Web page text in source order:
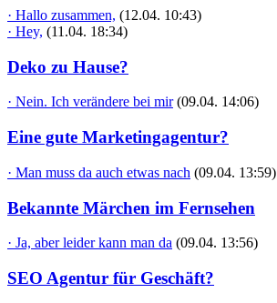
· Hallo zusammen, (12.04. 10:43)
· Hey, (11.04. 18:34)
Deko zu Hause?
· Nein. Ich verändere bei mir (09.04. 14:06)
Eine gute Marketingagentur?
· Man muss da auch etwas nach (09.04. 13:59)
Bekannte Märchen im Fernsehen
· Ja, aber leider kann man da (09.04. 13:56)
SEO Agentur für Geschäft?